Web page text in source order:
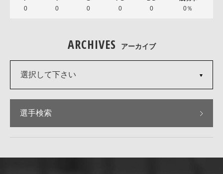
0 0 0 0 0 0％
ARCHIVES アーカイブ
選択して下さい
選手検索